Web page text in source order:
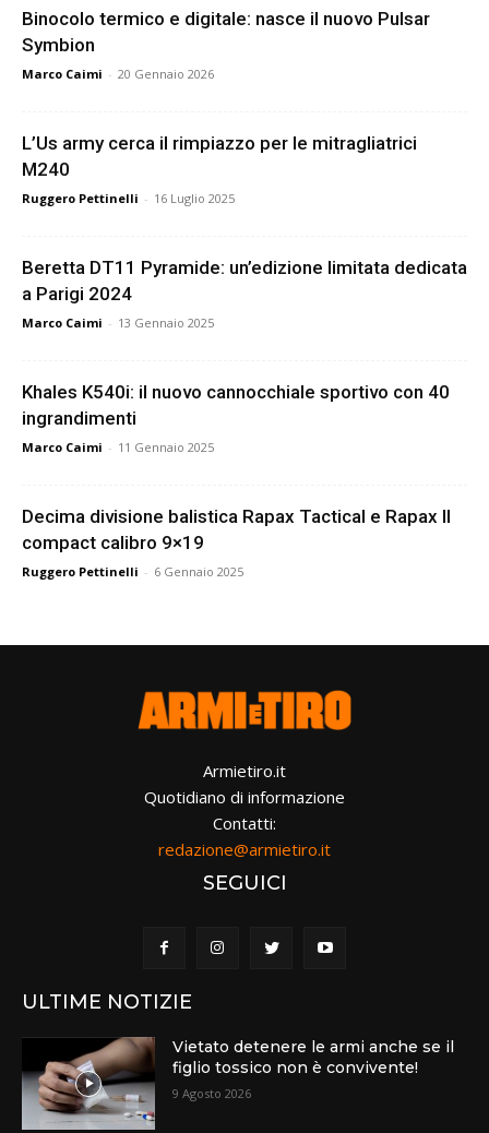
Binocolo termico e digitale: nasce il nuovo Pulsar
Symbion
Marco Caimi - 20 Gennaio 2026
L’Us army cerca il rimpiazzo per le mitragliatrici
M240
Ruggero Pettinelli - 16 Luglio 2025
Beretta DT11 Pyramide: un’edizione limitata dedicata
a Parigi 2024
Marco Caimi - 13 Gennaio 2025
Khales K540i: il nuovo cannocchiale sportivo con 40
ingrandimenti
Marco Caimi - 11 Gennaio 2025
Decima divisione balistica Rapax Tactical e Rapax II
compact calibro 9×19
Ruggero Pettinelli - 6 Gennaio 2025
Armietiro.it
Quotidiano di informazione
Contatti:
redazione@armietiro.it
SEGUICI
ULTIME NOTIZIE
Vietato detenere le armi anche se il
figlio tossico non è convivente!
9 Agosto 2026